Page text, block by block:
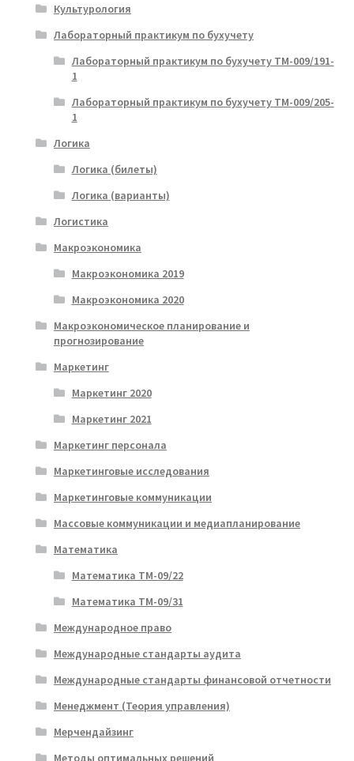
Культурология
Лабораторный практикум по бухучету
Лабораторный практикум по бухучету ТМ-009/191-
1
Лабораторный практикум по бухучету ТМ-009/205-
1
Логика
Логика (билеты)
Логика (варианты)
Логистика
Макроэкономика
Макроэкономика 2019
Макроэкономика 2020
Макроэкономическое планирование и
прогнозирование
Маркетинг
Маркетинг 2020
Маркетинг 2021
Маркетинг персонала
Маркетинговые исследования
Маркетинговые коммуникации
Массовые коммуникации и медиапланирование
Математика
Математика ТМ-09/22
Математика ТМ-09/31
Международное право
Международные стандарты аудита
Международные стандарты финансовой отчетности
Менеджмент (Теория управления)
Мерчендайзинг
Методы оптимальных решений